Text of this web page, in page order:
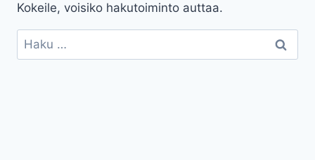
Kokeile, voisiko hakutoiminto auttaa.
Haku: